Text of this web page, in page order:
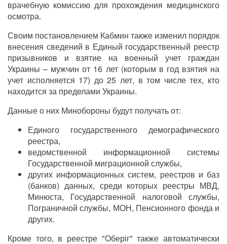
врачебную комиссию для прохождения медицинского
осмотра.
Своим постановлением Кабмин также изменил порядок
внесения сведений в Единый государственный реестр
призывников и взятие на военный учет граждан
Украины – мужчин от 16 лет (которым в год взятия на
учет исполняется 17) до 25 лет, в том числе тех, кто
находится за пределами Украины.
Данные о них Минобороны будут получать от:
Единого государственного демографического
реестра,
ведомственной информационной системы
Государственной миграционной службы,
других информационных систем, реестров и баз
(банков) данных, среди которых реестры МВД,
Минюста, Государственной налоговой службы,
Пограничной службы, МОН, Пенсионного фонда и
других.
Кроме того, в реестре "Оберіг" также автоматически